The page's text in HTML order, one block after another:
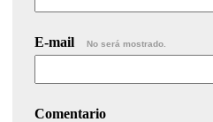
E-mail No será mostrado.
Comentario